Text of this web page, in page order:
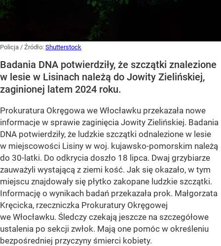
Policja / Źródło: Shutterstock
Badania DNA potwierdziły, że szczątki znalezione
w lesie w Lisinach należą do Jowity Zielińskiej,
zaginionej latem 2024 roku.
Prokuratura Okręgowa we Włocławku przekazała nowe
informacje w sprawie zaginięcia Jowity Zielińskiej. Badania
DNA potwierdziły, że ludzkie szczątki odnalezione w lesie
w miejscowości Lisiny w woj. kujawsko-pomorskim należą
do 30-latki. Do odkrycia doszło 18 lipca. Dwaj grzybiarze
zauważyli wystającą z ziemi kość. Jak się okazało, w tym
miejscu znajdowały się płytko zakopane ludzkie szczątki.
Informację o wynikach badań przekazała prok. Małgorzata
Kręcicka, rzeczniczka Prokuratury Okręgowej
we Włocławku. Śledczy czekają jeszcze na szczegółowe
ustalenia po sekcji zwłok. Mają one pomóc w określeniu
bezpośredniej przyczyny śmierci kobiety.